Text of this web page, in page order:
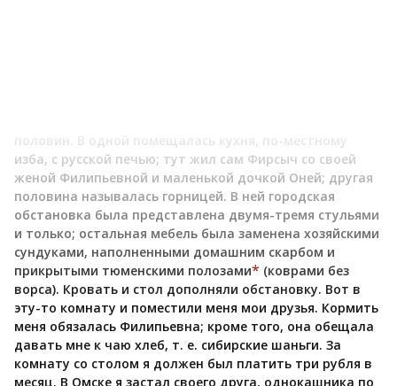
половин. В одной помещалась кухня, по-местному
изба, с русской печью; тут жил сам Фирсыч со своей
женой Филипьевной и маленькой дочкой Оней; другая
половина называлась горницей. В ней городская
обстановка была представлена двумя-тремя стульями
и только; остальная мебель была заменена хозяйскими
сундуками, наполненными домашним скарбом и
прикрытыми тюменскими полозами* (коврами без
ворса). Кровать и стол дополняли обстановку. Вот в
эту-то комнату и поместили меня мои друзья. Кормить
меня обязалась Филипьевна; кроме того, она обещала
давать мне к чаю хлеб, т. е. сибирские шаньги. За
комнату со столом я должен был платить три рубля в
месяц. В Омске я застал своего друга, однокашника по